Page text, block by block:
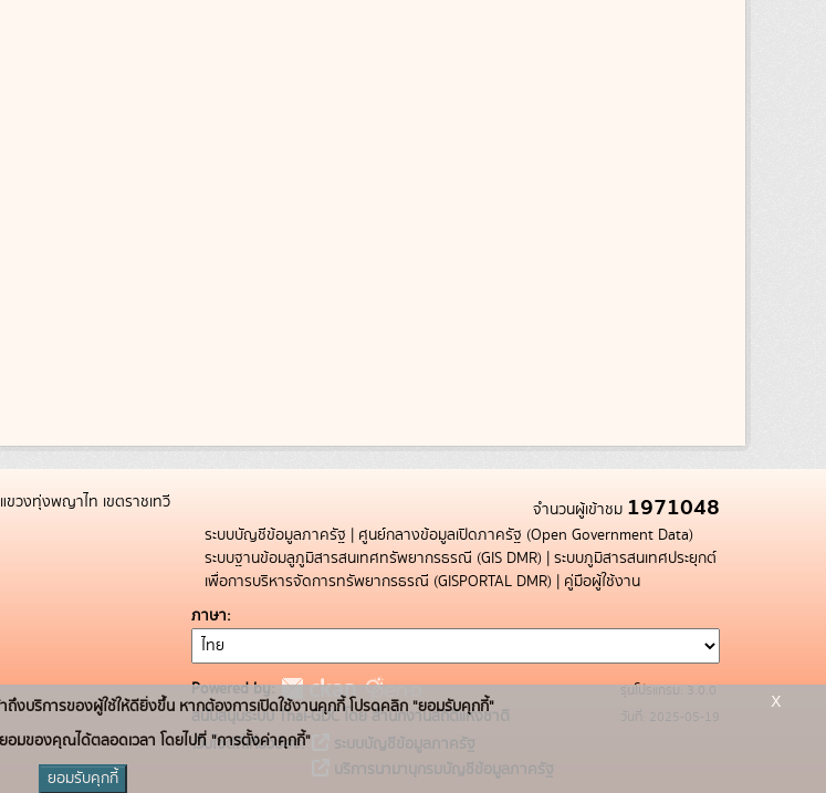
วงทุ่งพญาไท เขตราชเทวี
จำนวนผู้เข้าชม 1971048
ระบบบัญชีข้อมูลภาครัฐ | ศูนย์กลางข้อมูลเปิดภาครัฐ (Open Government Data)
ระบบฐานข้อมลูภูมิสารสนเทศทรัพยากรธรณี (GIS DMR) | ระบบภูมิสารสนเทศประยุกต์
เพื่อการบริหารจัดการทรัพยากรธรณี (GISPORTAL DMR) | คู่มือผู้ใช้งาน
ภาษา
Powered by:
สนับสนุนระบบ Thai-GDC โดย สำนักงานสถิติแห่งชาติ
เว็บไซต์ที่เกี่ยวข้อง:
ระบบบัญชีข้อมูลภาครัฐ
บริการนามานุกรมบัญชีข้อมูลภาครัฐ
รุ่นโปรแกรม: 3.0.0
วันที่: 2025-05-19
ถึงบริการของผู้ใช้ให้ดียิ่งขึ้น หากต้องการเปิดใช้งานคุกกี้ โปรดคลิก "ยอมรับคุกกี้"
มของคุณได้ตลอดเวลา โดยไปที่ "การตั้งค่าคุกกี้"
ยอมรับคุกกี้
x